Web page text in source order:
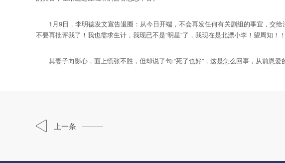
1月9日，李明德发文宣告退圈：从今日开端，不会再发任何有关剧组的事宜，交给
不要再批评我了！我也需求生计，我现已不是“明星”了，我现在是北漂小李！望周知！！
其妻子向影心，面上慌张不胜，但却说了句:“死了也好”，这是怎么回事，从前恩爱
上一条